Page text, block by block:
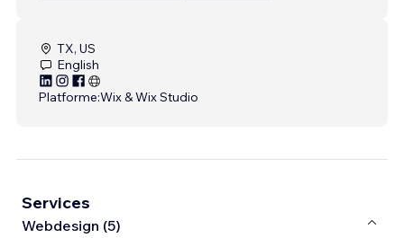
TX, US
English
Platforme:Wix & Wix Studio
Services
Webdesign (5)